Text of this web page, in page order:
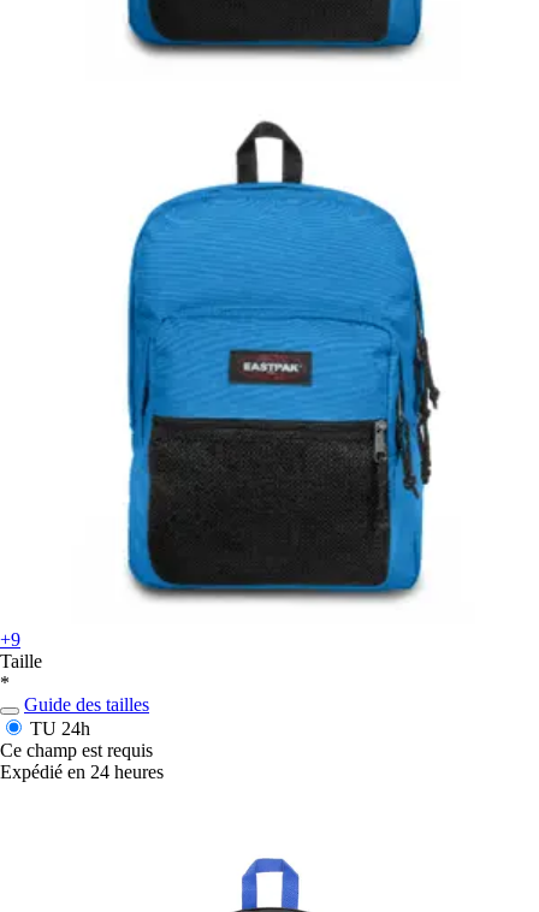
+9
Taille
*
Guide des tailles
TU 24h
Ce champ est requis
Expédié en 24 heures